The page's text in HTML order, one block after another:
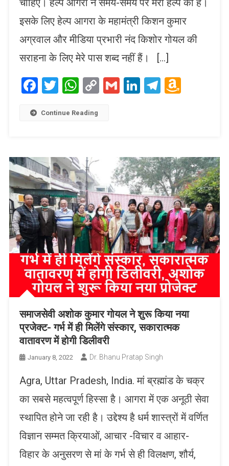
इसके लिए हेल्प आगरा के महामंत्री किशन कुमार
अग्रवाल और मीडिया प्रभारी नंद किशोर गोयल की
सराहना के लिए मेरे पास शब्द नहीं हैं। […]
Facebook
Twitter
WhatsApp
CopyGmailLinkedIn
Telegram
Continue Reading
समाजसेवी अशोक कुमार गोयल ने शुरू किया नया
प्रजेक्ट- गर्भ में ही मिलेंगे संस्कार, सकारात्मक
वातावरण में होगी डिलीवरी
January 8, 2022 Dr. Bhanu Pratap Singh
Agra, Uttar Pradesh, India. मां ब्रह्मांड के चक्र
का सबसे महत्वपूर्ण हिस्सा है। आगरा में एक अनूठी सेवा
स्थापित होने जा रही है। उद्देश्य है धर्म शास्त्रों में वर्णित
विज्ञान सम्मत क्रियाओं, आचार -विचार व आहार-
विहार के अनुसरण से मां के गर्भ से ही विलक्षण, शौर्य,